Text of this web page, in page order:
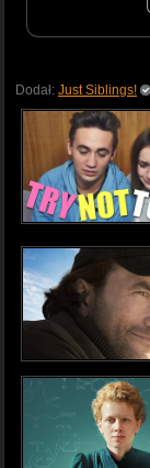
Dodał: Just Siblings!